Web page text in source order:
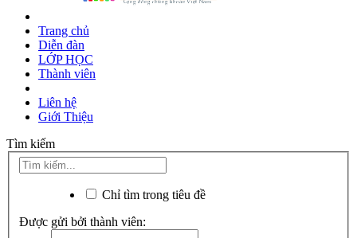
Trang chủ
Diễn đàn
LỚP HỌC
Thành viên
Liên hệ
Giới Thiệu
Tìm kiếm
Chỉ tìm trong tiêu đề
Được gửi bởi thành viên: